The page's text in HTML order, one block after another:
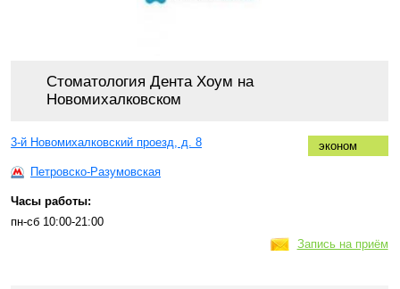
Стоматология Дента Хоум на
Новомихалковском
эконом
3-й Новомихалковский проезд, д. 8
Петровско-Разумовская
Часы работы:
пн-сб 10:00-21:00
Запись на приём